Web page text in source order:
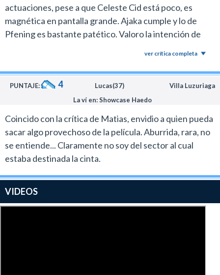
actuaciones, pese a que Celeste Cid está poco, es
magnética en pantalla grande. Ajaka cumple y lo de
Pfening es bastante patético. Valoro la intención de
los títulos y la que canta Juliana Gattas.
ver crítica completa
PUNTAJE: 4 Lucas(37)
Villa Luzuriaga
La ví en: Showcase Haedo
Coincido con la crítica de Matias, envidio a quien pueda
sacar algo provechoso de la película. Aburrida, rara, no
se entiende... Claramente no soy del sector al cual
estaba destinada la cinta.
VIDEOS